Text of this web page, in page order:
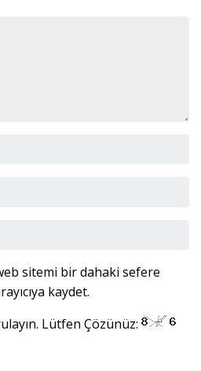
sitemi bir dahaki sefere
kaydet.
Lütfen Çözünüz: